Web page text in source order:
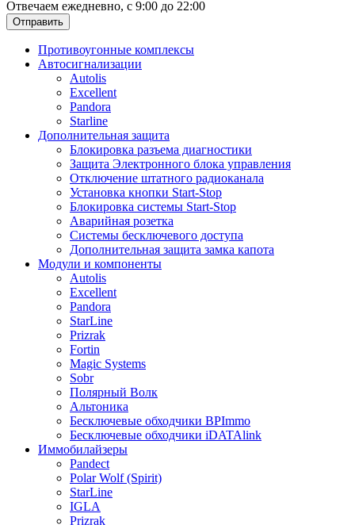
Отвечаем ежедневно, с 9:00 до 22:00
Отправить
Противоугонные комплексы
Автосигнализации
Autolis
Excellent
Pandora
Starline
Дополнительная защита
Блокировка разъема диагностики
Защита Электронного блока управления
Отключение штатного радиоканала
Установка кнопки Start-Stop
Блокировка системы Start-Stop
Аварийная розетка
Системы бесключевого доступа
Дополнительная защита замка капота
Модули и компоненты
Autolis
Excellent
Pandora
StarLine
Prizrak
Fortin
Magic Systems
Sobr
Полярный Волк
Альтоника
Бесключевые обходчики BPImmo
Бесключевые обходчики iDATAlink
Иммобилайзеры
Pandect
Polar Wolf (Spirit)
StarLine
IGLA
Prizrak